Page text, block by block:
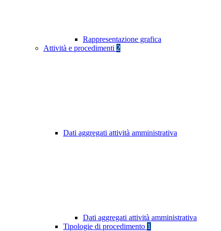
Rappresentazione grafica
Attività e procedimenti 2
Dati aggregati attività amministrativa
Dati aggregati attività amministrativa
Tipologie di procedimento 1